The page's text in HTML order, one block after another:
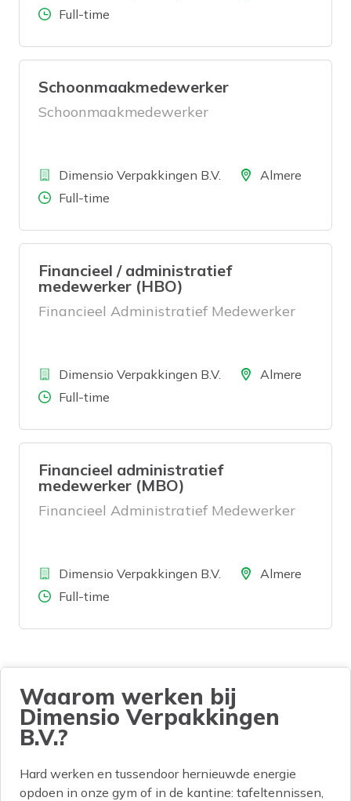
Aantal uren
Full-time
Schoonmaakmedewerker
Schoonmaakmedewerker
BedrijfDimensio Verpakkingen B.V. LocatieAlmere
Aantal uren
Full-time
Financieel / administratief
medewerker (HBO)
Financieel Administratief Medewerker
BedrijfDimensio Verpakkingen B.V. LocatieAlmere
Aantal uren
Full-time
Financieel administratief
medewerker (MBO)
Financieel Administratief Medewerker
BedrijfDimensio Verpakkingen B.V. LocatieAlmere
Aantal uren
Full-time
Waarom werken bij
Dimensio Verpakkingen
B.V.?
Hard werken en tussendoor hernieuwde energie
opdoen in onze gym of in de kantine: tafeltennissen,